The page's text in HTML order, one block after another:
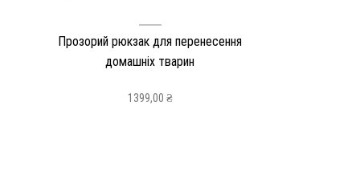
Прозорий рюкзак для перенесення
домашніх тварин
1399,00 ₴